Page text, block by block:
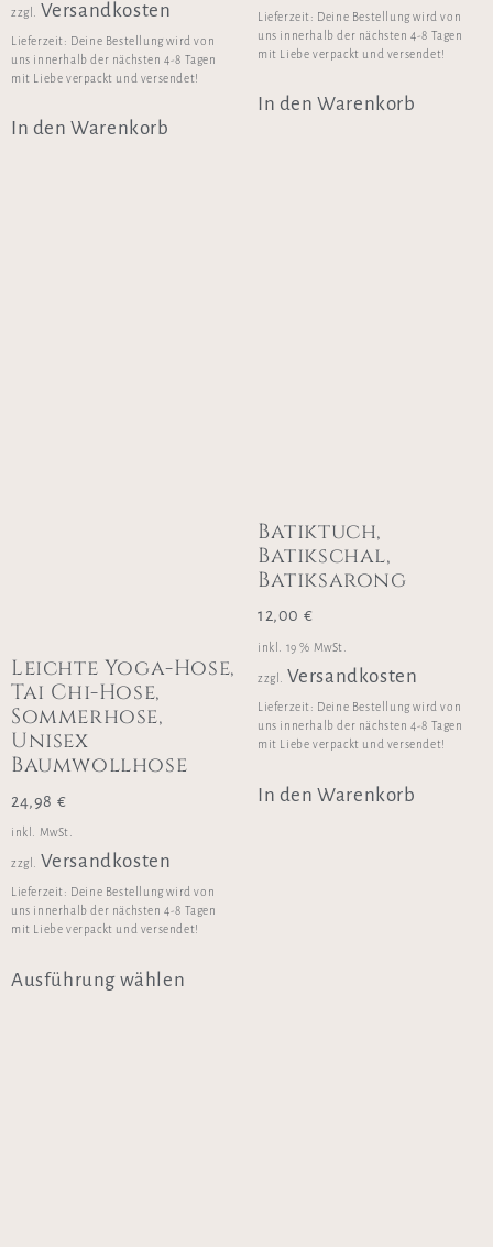
zzgl. Versandkosten
Lieferzeit: Deine Bestellung wird von
uns innerhalb der nächsten 4-8 Tagen
mit Liebe verpackt und versendet!
In den Warenkorb
Lieferzeit: Deine Bestellung wird von
uns innerhalb der nächsten 4-8 Tagen
mit Liebe verpackt und versendet!
In den Warenkorb
Leichte Yoga-Hose,
Tai Chi-Hose,
Sommerhose,
Unisex
Baumwollhose
24,98 €
inkl. MwSt.
zzgl. Versandkosten
Lieferzeit: Deine Bestellung wird von
uns innerhalb der nächsten 4-8 Tagen
mit Liebe verpackt und versendet!
Ausführung wählen
Batiktuch,
Batikschal,
Batiksarong
12,00 €
inkl. 19 % MwSt.
zzgl. Versandkosten
Lieferzeit: Deine Bestellung wird von
uns innerhalb der nächsten 4-8 Tagen
mit Liebe verpackt und versendet!
In den Warenkorb